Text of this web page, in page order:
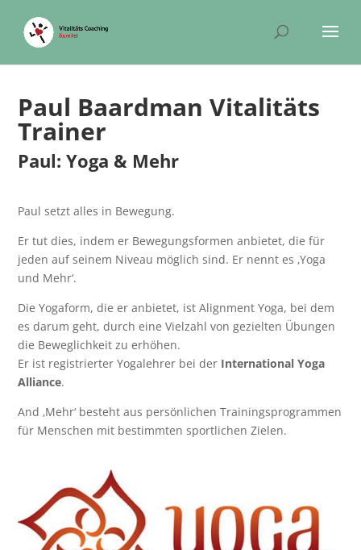
Paul Baardman Vitalitäts
Trainer
Paul: Yoga & Mehr
Paul setzt alles in Bewegung.
Er tut dies, indem er Bewegungsformen anbietet, die für
jeden auf seinem Niveau möglich sind. Er nennt es ‚Yoga
und Mehr‘.
Die Yogaform, die er anbietet, ist Alignment Yoga, bei dem
es darum geht, durch eine Vielzahl von gezielten Übungen
die Beweglichkeit zu erhöhen.
Er ist registrierter Yogalehrer bei der International Yoga
Alliance.
And ‚Mehr‘ besteht aus persönlichen Trainingsprogrammen
für Menschen mit bestimmten sportlichen Zielen.